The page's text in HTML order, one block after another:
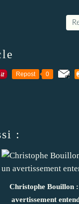
Repost 0
:
Christophe Bouillon
avertissement